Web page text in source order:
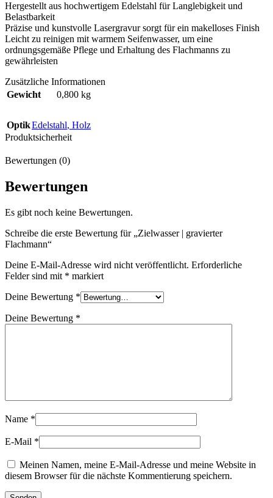
Hergestellt aus hochwertigem Edelstahl für Langlebigkeit und
Belastbarkeit
Präzise und kunstvolle Lasergravur sorgt für ein makelloses Finish
Leicht zu reinigen mit warmem Seifenwasser, um eine
ordnungsgemäße Pflege und Erhaltung des Flachmanns zu
gewährleisten
Zusätzliche Informationen
Gewicht
0,800 kg
OptikEdelstahl, Holz
Produktsicherheit
Bewertungen (0)
Bewertungen
Es gibt noch keine Bewertungen.
Schreibe die erste Bewertung für „Zielwasser | gravierter
Flachmann“
Deine E-Mail-Adresse wird nicht veröffentlicht. Erforderliche
Felder sind mit * markiert
Deine Bewertung *
Deine Bewertung *
Name *
E-Mail *
Meinen Namen, meine E-Mail-Adresse und meine Website in
diesem Browser für die nächste Kommentierung speichern.